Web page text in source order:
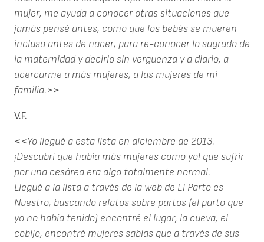
mujer, me ayuda a conocer otras situaciones que
jamás pensé antes, como que los bebés se mueren
incluso antes de nacer, para re-conocer lo sagrado de
la maternidad y decirlo sin verguenza y a diario, a
acercarme a más mujeres, a las mujeres de mi
familia.>>
V.F.
<<Yo llegué a esta lista en diciembre de 2013.
¡Descubrí que había más mujeres como yo! que sufrir
por una cesárea era algo totalmente normal.
Llegué a la lista a través de la web de El Parto es
Nuestro, buscando relatos sobre partos (el parto que
yo no había tenido) encontré el lugar, la cueva, el
cobijo, encontré mujeres sabias que a través de sus